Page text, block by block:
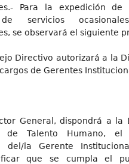
Para la expedición de
servicios
se observará el siguiente
Directivo autorizará a la
de Gerentes
General, dispondrá a la
de Talento Humano, el
del/la Gerente
que se cumpla el